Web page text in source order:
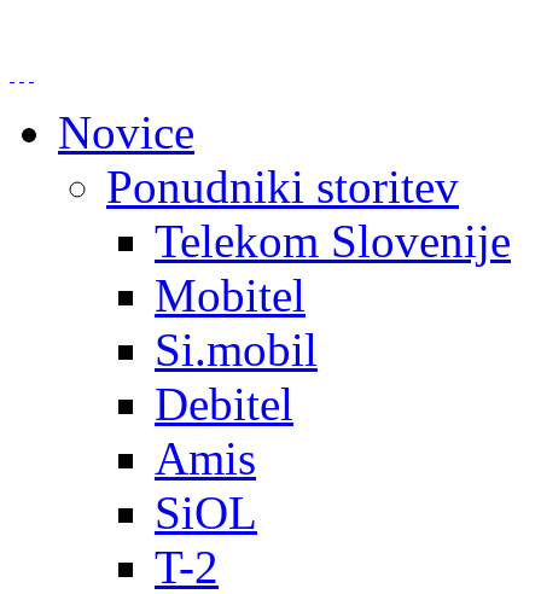
Novice
Ponudniki storitev
Telekom Slovenije
Mobitel
Si.mobil
Debitel
Amis
SiOL
T-2